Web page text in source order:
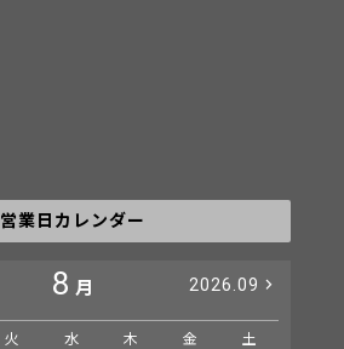
営業日カレンダー
8 月 2026.09
火 水 木 金 土